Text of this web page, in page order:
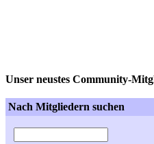
Unser neustes Community-
Nach Mitgliedern suchen